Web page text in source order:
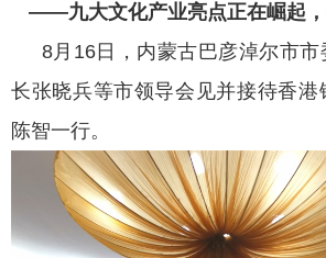
——九大文化产业亮点正在崛起
8月16日，内蒙古巴彦淖尔市市
长张晓兵等市领导会见并接待香港
陈智一行。